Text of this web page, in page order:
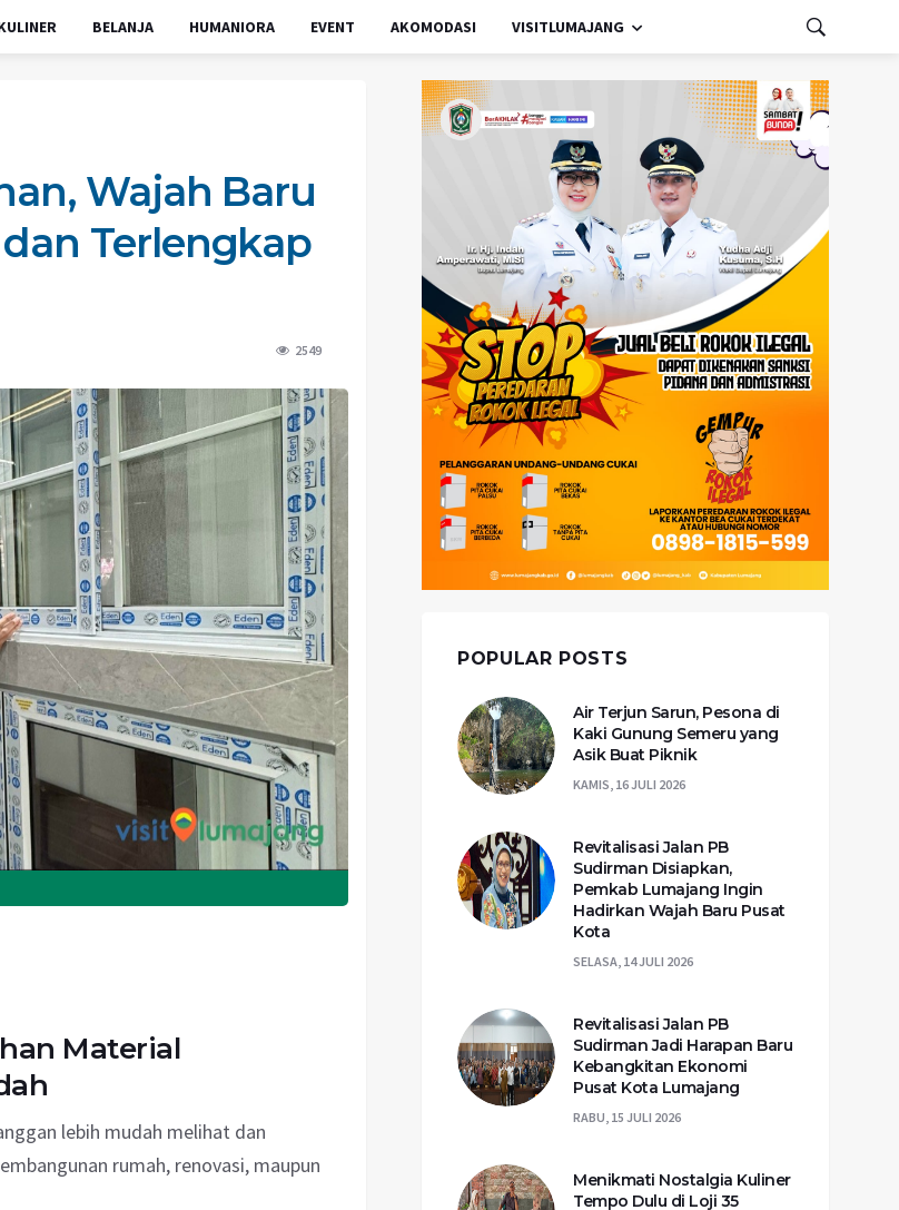
BELANJA HUMANIORA EVENT AKOMODASI VISITLUMAJANG
Wajah Baru
Terlengkap
2549
Material
lebih mudah melihat dan
rumah, renovasi, maupun
POPULAR POSTS
Air Terjun Sarun, Pesona di
Kaki Gunung Semeru yang
Asik Buat Piknik
KAMIS, 16 JULI 2026
Revitalisasi Jalan PB
Sudirman Disiapkan,
Pemkab Lumajang Ingin
Hadirkan Wajah Baru Pusat
Kota
SELASA, 14 JULI 2026
Revitalisasi Jalan PB
Sudirman Jadi Harapan Baru
Kebangkitan Ekonomi
Pusat Kota Lumajang
RABU, 15 JULI 2026
Menikmati Nostalgia Kuliner
Tempo Dulu di Loji 35